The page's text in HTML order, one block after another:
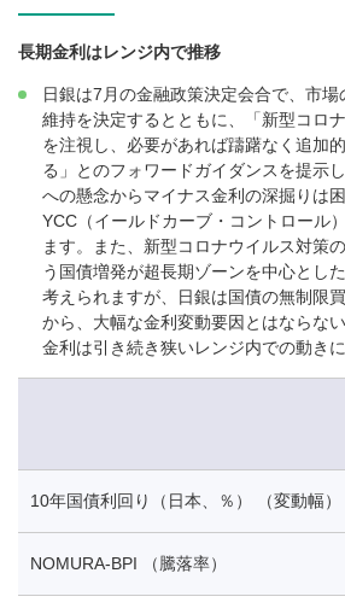
長期金利はレンジ内で推移
日銀は7月の金融政策決定会合で、市
維持を決定するとともに、「新型コロ
を注視し、必要があれば躊躇なく追加
る」とのフォワードガイダンスを提示
への懸念からマイナス金利の深掘りは
YCC（イールドカーブ・コントロール
ます。また、新型コロナウイルス対策
う国債増発が超長期ゾーンを中心とし
考えられますが、日銀は国債の無制限
から、大幅な金利変動要因とはならな
金利は引き続き狭いレンジ内での動き
10年国債利回り（日本、％） （変動幅）
NOMURA-BPI （騰落率）